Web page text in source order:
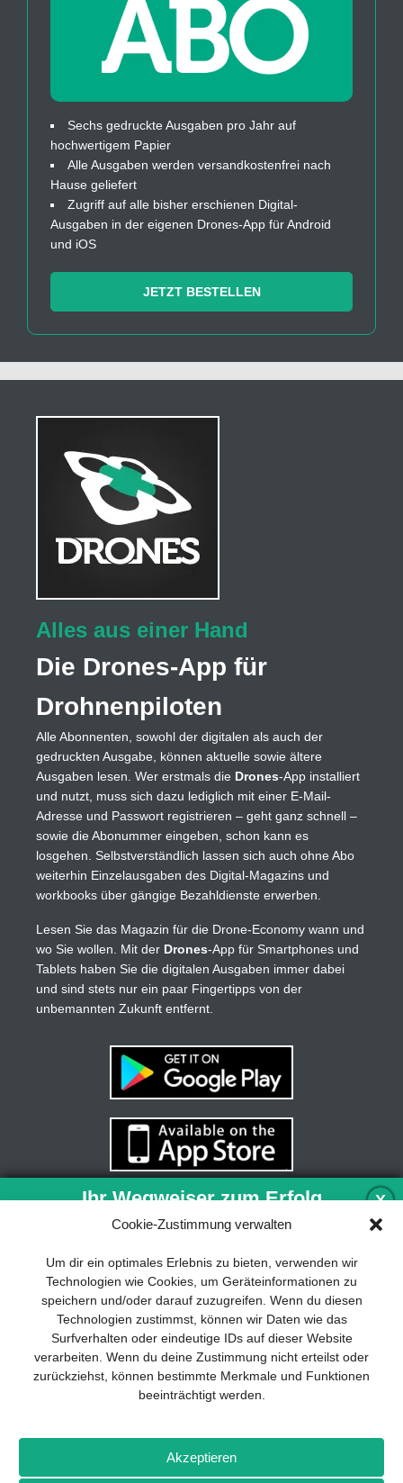
Cookie-Zustimmung verwalten
Um dir ein optimales Erlebnis zu bieten, verwenden wir
Technologien wie Cookies, um Geräteinformationen zu
speichern und/oder darauf zuzugreifen. Wenn du diesen
Technologien zustimmst, können wir Daten wie das
Surfverhalten oder eindeutige IDs auf dieser Website
verarbeiten. Wenn du deine Zustimmung nicht erteilst oder
zurückziehst, können bestimmte Merkmale und Funktionen
beeinträchtigt werden.
Akzeptieren
Sechs gedruckte Ausgaben pro Jahr auf
hochwertigem Papier
Alle Ausgaben werden versandkostenfrei nach
Hause geliefert
Zugriff auf alle bisher erschienen Digital-
Ausgaben in der eigenen Drones-App für Android
und iOS
JETZT BESTELLEN
Alles aus einer Hand
Die Drones-App für
Drohnenpiloten
Alle Abonnenten, sowohl der digitalen als auch der
gedruckten Ausgabe, können aktuelle sowie ältere
Ausgaben lesen. Wer erstmals die Drones-App installiert
und nutzt, muss sich dazu lediglich mit einer E-Mail-
Adresse und Passwort registrieren – geht ganz schnell –
sowie die Abonummer eingeben, schon kann es
losgehen. Selbstverständlich lassen sich auch ohne Abo
weiterhin Einzelausgaben des Digital-Magazins und
workbooks über gängige Bezahldienste erwerben.
Lesen Sie das Magazin für die Drone-Economy wann und
wo Sie wollen. Mit der Drones-App für Smartphones und
Tablets haben Sie die digitalen Ausgaben immer dabei
und sind stets nur ein paar Fingertipps von der
unbemannten Zukunft entfernt.
Impressum Datenschutz Kontakt Drones+
Magazin-
Mediadaten
X
Ihr Wegweiser zum Erfolg
nachhaltigen Geschäftsmodells sind für
jedes Unternehmen unverzichtbar. Das
Business Model Canvas hilft, sich dabei
auf das Wesentliche zu konzentrieren
und stets im Blick zu behalten, worauf es
wirklich ankommt.
Abonnieren Sie unseren kostenlosen
herunter: „Vom Produkt zum Business: